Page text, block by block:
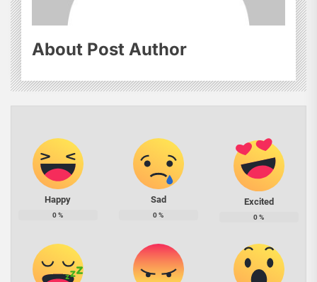
About Post Author
Happy
0%
Sad
0%
Excited
0%